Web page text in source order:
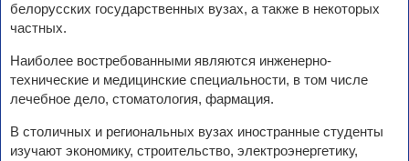
белорусских государственных вузах, а также в некоторых
частных.
Наиболее востребованными являются инженерно-
технические и медицинские специальности, в том числе
лечебное дело, стоматология, фармация.
В столичных и региональных вузах иностранные студенты
изучают экономику, строительство, электроэнергетику,